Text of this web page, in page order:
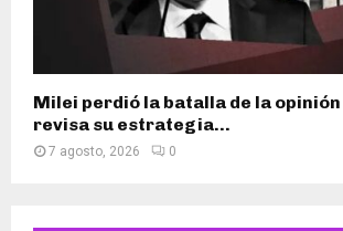
Milei perdió la batalla de la
revisa su estrategia...
7 agosto, 2026 0